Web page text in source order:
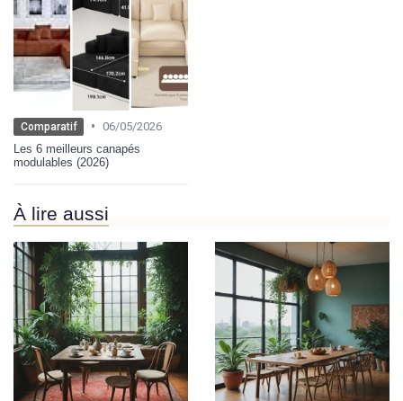
Comparatif • 06/05/2026
Les 6 meilleurs canapés
modulables (2026)
À lire aussi